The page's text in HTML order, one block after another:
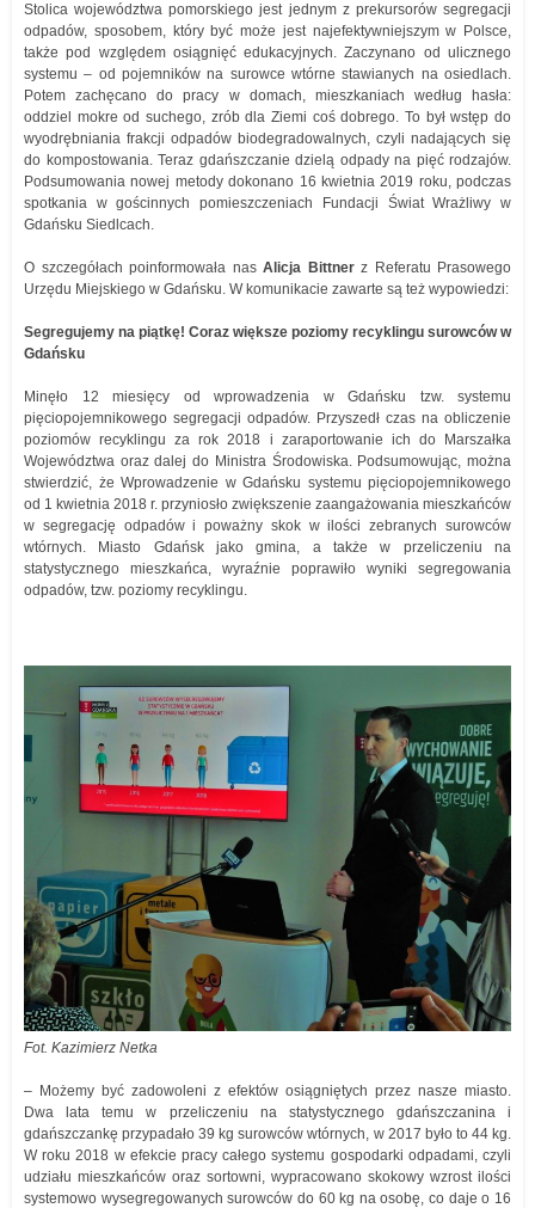
Stolica województwa pomorskiego jest jednym z prekursorów segregacji
odpadów, sposobem, który być może jest najefektywniejszym w Polsce,
także pod względem osiągnięć edukacyjnych. Zaczynano od ulicznego
systemu – od pojemników na surowce wtórne stawianych na osiedlach.
Potem zachęcano do pracy w domach, mieszkaniach według hasła:
oddziel mokre od suchego, zrób dla Ziemi coś dobrego. To był wstęp do
wyodrębniania frakcji odpadów biodegradowalnych, czyli nadających się
do kompostowania. Teraz gdańszczanie dzielą odpady na pięć rodzajów.
Podsumowania nowej metody dokonano 16 kwietnia 2019 roku, podczas
spotkania w gościnnych pomieszczeniach Fundacji Świat Wrażliwy w
Gdańsku Siedlcach.
O szczegółach poinformowała nas Alicja Bittnerz Referatu Prasowego
Urzędu Miejskiego w Gdańsku. W komunikacie zawarte są też wypowiedzi:
Segregujemy na piątkę! Coraz większe poziomy recyklingu surowców w
Gdańsku
Minęło 12 miesięcy od wprowadzenia w Gdańsku tzw. systemu
pięciopojemnikowego segregacji odpadów. Przyszedł czas na obliczenie
poziomów recyklingu za rok 2018 i zaraportowanie ich do Marszałka
Województwa oraz dalej do Ministra Środowiska. Podsumowując, można
stwierdzić, że Wprowadzenie w Gdańsku systemu pięciopojemnikowego
od 1 kwietnia 2018 r. przyniosło zwiększenie zaangażowania mieszkańców
w segregację odpadów i poważny skok w ilości zebranych surowców
wtórnych. Miasto Gdańsk jako gmina, a także w przeliczeniu na
statystycznego mieszkańca, wyraźnie poprawiło wyniki segregowania
odpadów, tzw. poziomy recyklingu.
Fot. Kazimierz Netka
– Możemy być zadowoleni z efektów osiągniętych przez nasze miasto.
Dwa lata temu w przeliczeniu na statystycznego gdańszczanina i
gdańszczankę przypadało 39 kg surowców wtórnych, w 2017 było to 44 kg.
W roku 2018 w efekcie pracy całego systemu gospodarki odpadami, czyli
udziału mieszkańców oraz sortowni, wypracowano skokowy wzrost ilości
systemowo wysegregowanych surowców do 60 kg na osobę, co daje o 16